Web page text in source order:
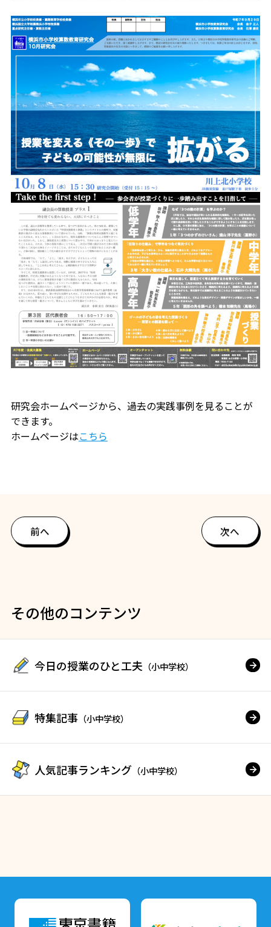
研究会ホームページから、過去の実践事例を見ることが
できます。
ホームページはこちら
前へ 次へ
その他のコンテンツ
今日の授業のひと工夫 （小中学校）
特集記事 （小中学校）
人気記事ランキング （小中学校）